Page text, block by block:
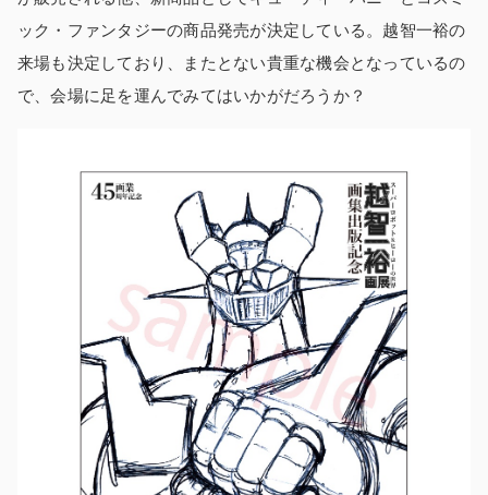
ック・ファンタジーの商品発売が決定している。越智一裕の
来場も決定しており、またとない貴重な機会となっているの
で、会場に足を運んでみてはいかがだろうか？